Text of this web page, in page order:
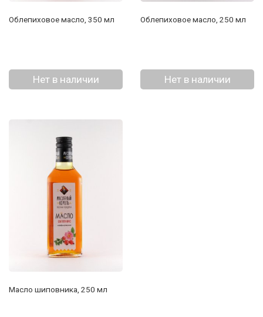
Облепиховое масло, 350 мл
Нет в наличии
Облепиховое масло, 250 мл
Нет в наличии
Масло шиповника, 250 мл